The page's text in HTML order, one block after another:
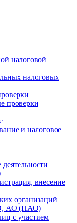
налоговой
налоговых
проверки
и налоговое
внесение
организаций
АО (ПАО)
с участием